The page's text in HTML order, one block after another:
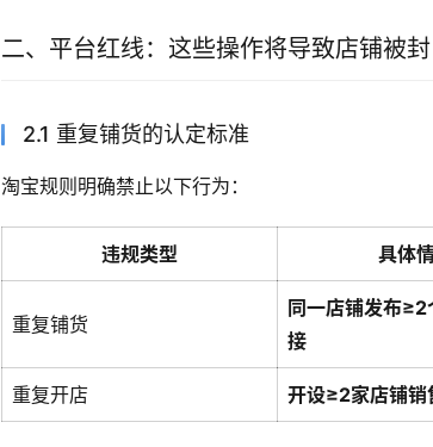
二、平台红线：这些操作将导致店铺被封
2.1 重复铺货的认定标准
淘宝规则明确禁止以下行为：
违规类型 具体
重复铺货
同一店铺发布
接
重复开店 开设≥2家店铺销